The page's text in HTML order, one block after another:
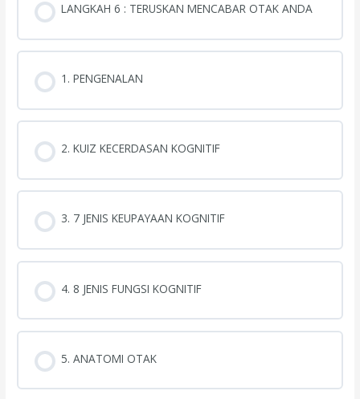
LANGKAH 6 : TERUSKAN MENCABAR OTAK ANDA
1. PENGENALAN
2. KUIZ KECERDASAN KOGNITIF
3. 7 JENIS KEUPAYAAN KOGNITIF
4. 8 JENIS FUNGSI KOGNITIF
5. ANATOMI OTAK